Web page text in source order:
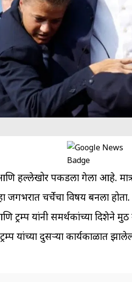
आणि हल्लेखोर पकडला गेला आहे.
जगभरात चर्चेचा विषय बनला होता.
ट्रम्प यांनी समर्थकांच्या दिशेने
यांच्या दुसऱ्या कार्यकाळात